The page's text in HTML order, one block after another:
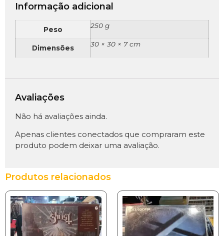
Informação adicional
Peso 250 g
Dimensões 30 × 30 × 7 cm
Avaliações
Não há avaliações ainda.
Apenas clientes conectados que compraram este
produto podem deixar uma avaliação.
Produtos relacionados